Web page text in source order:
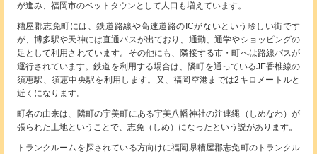
が進み、福岡市のベットタウンとして人口も増えています。
糟屋郡志免町には、鉄道路線や高速道路のICがないという珍しい街です
が、博多駅や天神には直通バスが出ており、通勤、通学やショッピングの
足として利用されています。その他にも、隣接する市・町へは路線バスが
運行されています。鉄道を利用する場合は、隣町を通っているJE香椎線の
須恵駅、須恵中央駅を利用します。又、福岡空港までは2キロメートルと
近くになります。
町名の由来は、隣町の宇美町にある宇美八幡神社の注連縄（しめなわ）が
張られた土地ということで、志免（しめ）になったという説があります。
トランクルームを探されている方向けに福岡県糟屋郡志免町のトランクル